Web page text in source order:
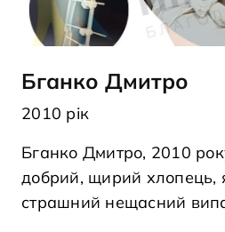
Бганко Дмитро
2010 рік
Бганко Дмитро, 2010
добрий, щирий хлопець,
страшний нещасний